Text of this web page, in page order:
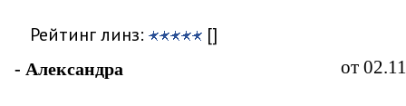
Рейтинг линз: []
- Александра от